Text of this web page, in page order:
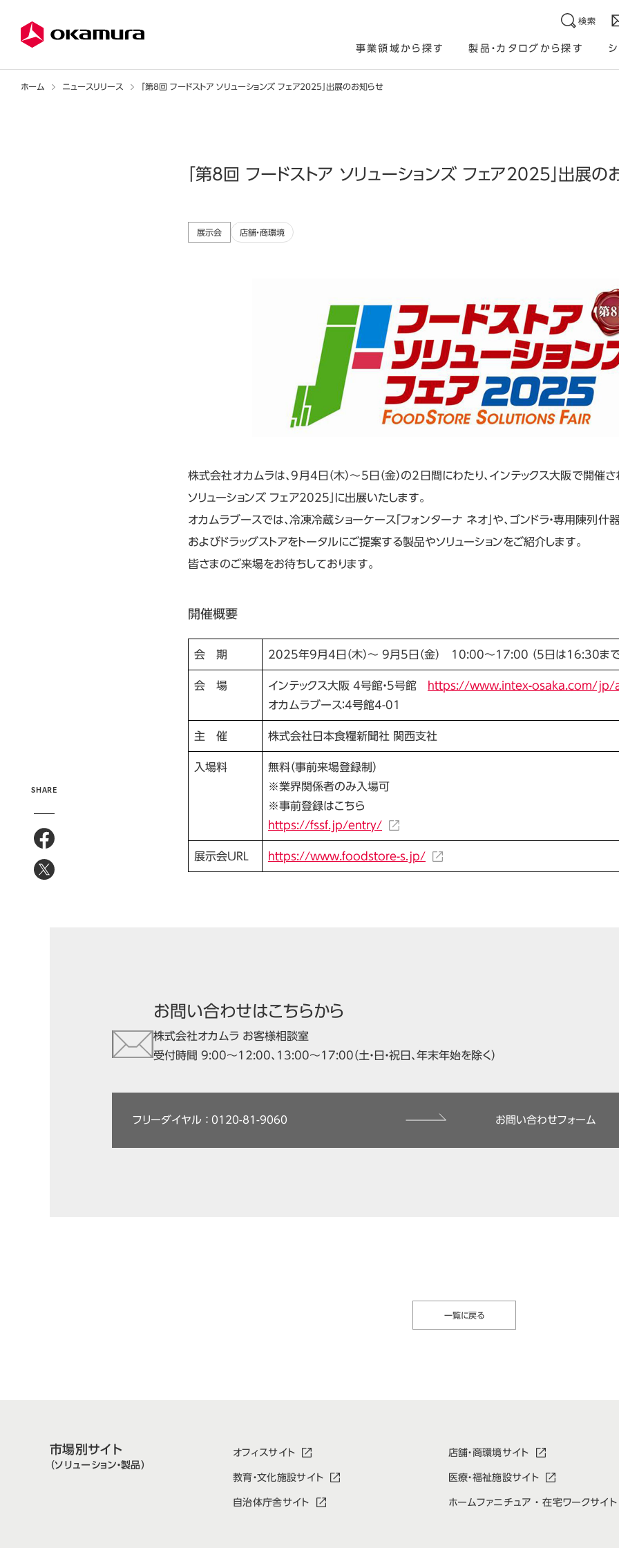
検索
事業領域から探す 製品・カタログから探す
ホーム ニュースリリース 「第8回 フードストア ソリューションズ フェア2025」出展のお知らせ
「第8回 フードストア ソリューションズ フェア2025」出展の
展示会 店舗・商環境
株式会社オカムラは、9月4日（木）～5日（金）の2日間にわたり、インテックス大阪で開催さ
ソリューションズ フェア2025」に出展いたします。
オカムラブースでは、冷凍冷蔵ショーケース「フォンターナ ネオ」や、ゴンドラ・専用陳列什
およびドラッグストアをトータルにご提案する製品やソリューションをご紹介します。
皆さまのご来場をお待ちしております。
開催概要
会 期 2025年9月4日（木）～ 9月5日（金） 10:00～17:00 （5日は16:30まで
会 場 インテックス大阪 4号館・5号館
https://www.intex-osaka.com/jp/
オカムラブース：4号館4-01
主 催 株式会社日本食糧新聞社 関西支社
入場料
無料（事前来場登録制）
※業界関係者のみ入場可
※事前登録はこちら
https://fssf.jp/entry/
展示会URL https://www.foodstore-s.jp/
お問い合わせはこちらから
株式会社オカムラ お客様相談室
受付時間 9:00～12:00、13:00～17:00（土・日・祝日、年末年始を除く）
フリーダイヤル ： 0120-81-9060 お問い合わせフォーム
SHARE
一覧に戻る
市場別サイト
（ソリューション・製品）
オフィスサイト
教育・文化施設サイト
自治体庁舎サイト
店舗・商環境サイト
医療・福祉施設サイト
ホームファニチュア ・ 在宅ワークサイト